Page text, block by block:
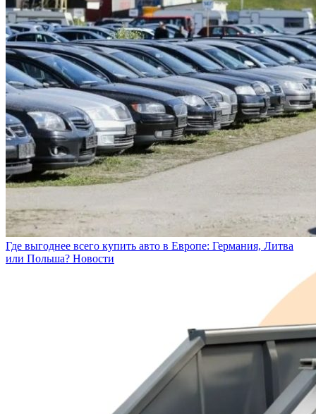
Где выгоднее всего купить авто в Европе: Германия, Литва
или Польша? Новости